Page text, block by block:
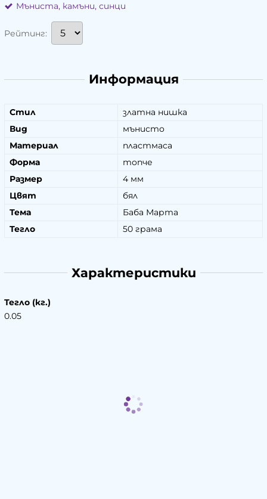
Мъниста, камъни, синци
Рейтинг:
Информация
Стил
златна нишка
Вид
мънисто
Материал
пластмаса
Форма
топче
Размер
4 мм
Цвят
бял
Тема
Баба Марта
Тегло
50 грама
Характеристики
Тегло (кг.)
0.05